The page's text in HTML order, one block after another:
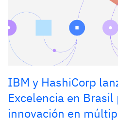
IBM y HashiCorp
Excelencia en
innovación en